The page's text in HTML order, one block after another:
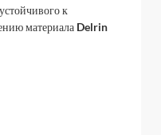
к
материала Delrin